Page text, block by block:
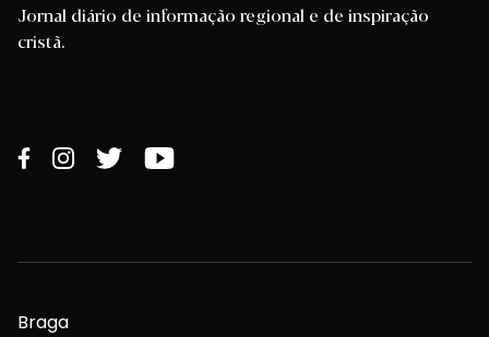
Jornal diário de informação regional e de inspiração
cristã.
Braga